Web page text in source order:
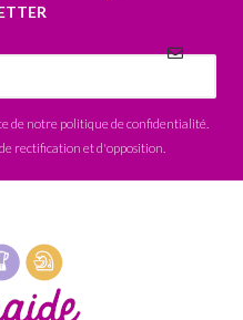
de notre politique de confidentialité
rectification et d'opposition.